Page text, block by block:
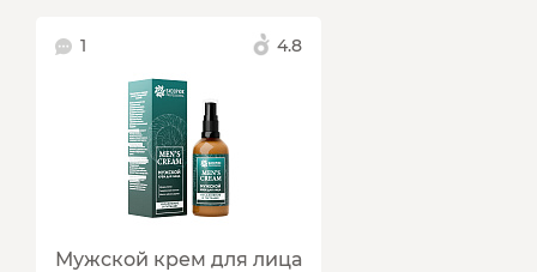
1 4.8
Мужской крем для лица